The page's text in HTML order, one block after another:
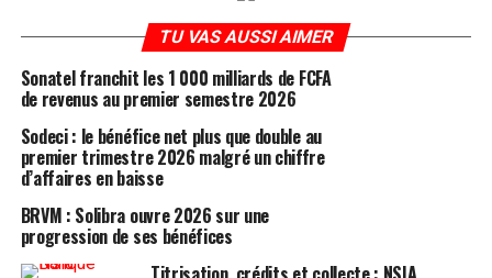
TU VAS AUSSI AIMER
Sonatel franchit les 1 000 milliards de FCFA
de revenus au premier semestre 2026
Sodeci : le bénéfice net plus que double au
premier trimestre 2026 malgré un chiffre
d’affaires en baisse
BRVM : Solibra ouvre 2026 sur une
progression de ses bénéfices